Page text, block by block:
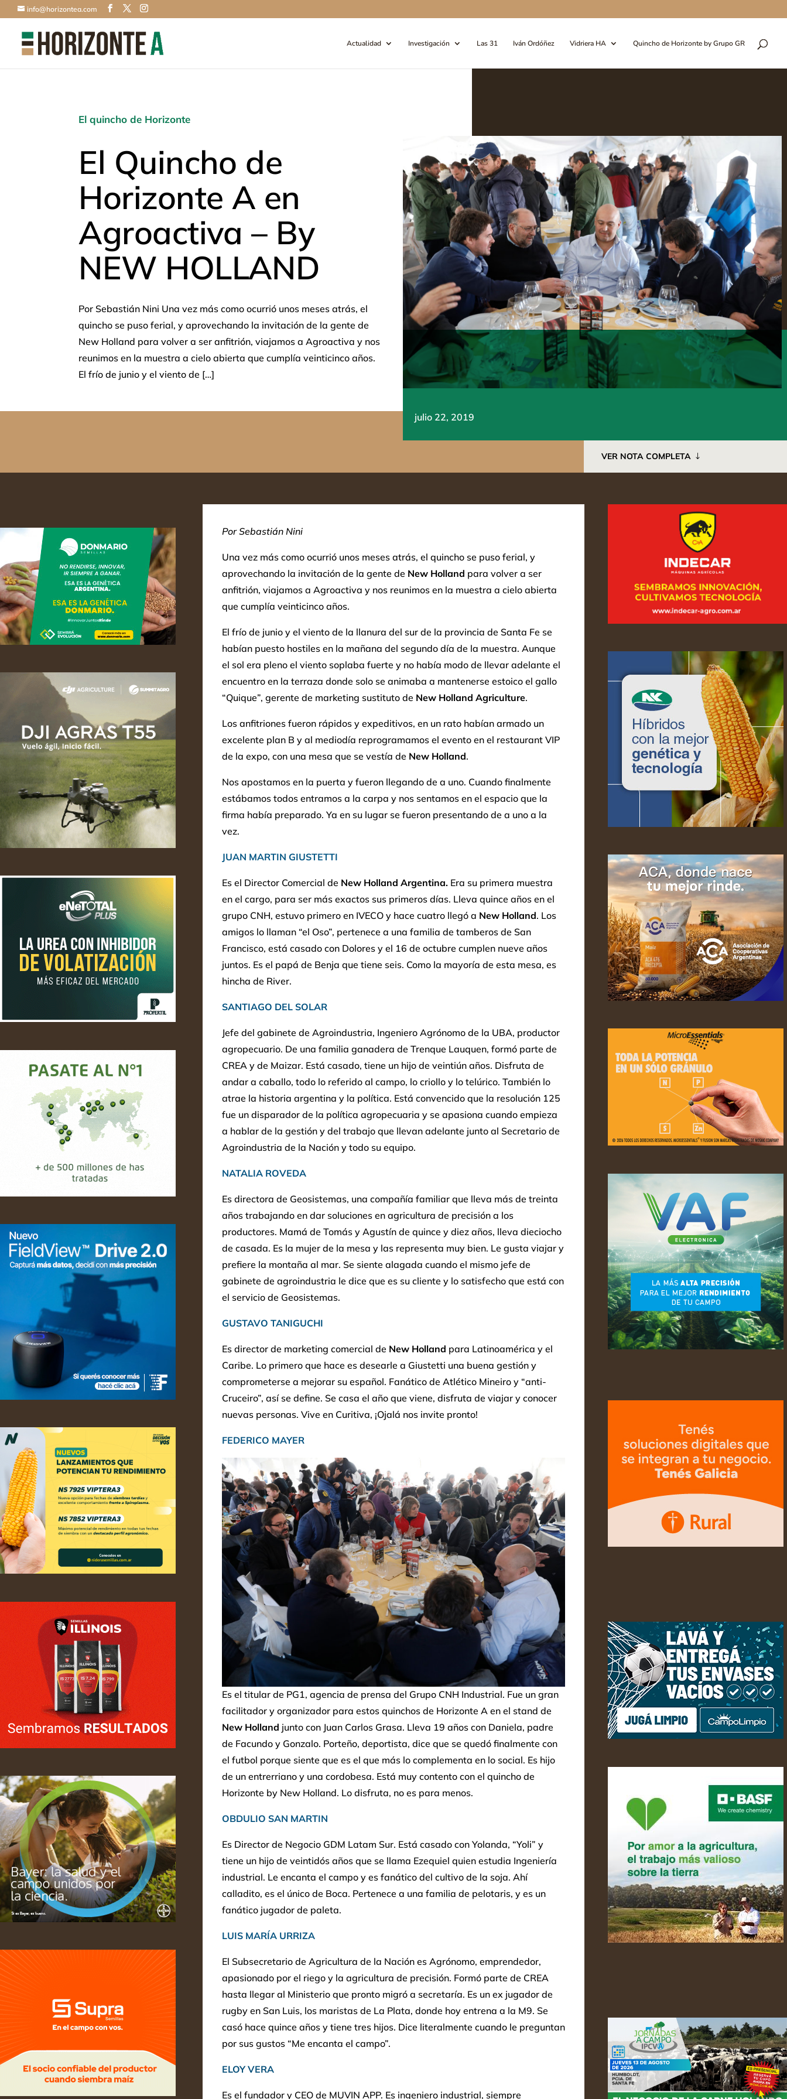
info@horizontea.com
Actualidad Investigación Las 31 Iván Ordóñez Vidriera HA Quincho de Horizonte by Grupo GR
El quincho de Horizonte
El Quincho de
Horizonte A en
Agroactiva – By
NEW HOLLAND
Por Sebastián Nini Una vez más como ocurrió unos meses atrás, el
quincho se puso ferial, y aprovechando la invitación de la gente de
New Holland para volver a ser anfitrión, viajamos a Agroactiva y nos
reunimos en la muestra a cielo abierta que cumplía veinticinco años.
El frío de junio y el viento de […]
julio 22, 2019
VER NOTA COMPLETA
Por Sebastián Nini
Una vez más como ocurrió unos meses atrás, el quincho se puso ferial, y
aprovechando la invitación de la gente de New Holland para volver a ser
anfitrión, viajamos a Agroactiva y nos reunimos en la muestra a cielo abierta
que cumplía veinticinco años.
El frío de junio y el viento de la llanura del sur de la provincia de Santa Fe se
habían puesto hostiles en la mañana del segundo día de la muestra. Aunque
el sol era pleno el viento soplaba fuerte y no había modo de llevar adelante el
encuentro en la terraza donde solo se animaba a mantenerse estoico el gallo
“Quique”, gerente de marketing sustituto de New Holland Agriculture.
Los anfitriones fueron rápidos y expeditivos, en un rato habían armado un
excelente plan B y al mediodía reprogramamos el evento en el restaurant VIP
de la expo, con una mesa que se vestía de New Holland.
Nos apostamos en la puerta y fueron llegando de a uno. Cuando finalmente
estábamos todos entramos a la carpa y nos sentamos en el espacio que la
firma había preparado. Ya en su lugar se fueron presentando de a uno a la
vez.
JUAN MARTIN GIUSTETTI
Es el Director Comercial de New Holland Argentina. Era su primera muestra
en el cargo, para ser más exactos sus primeros días. Lleva quince años en el
grupo CNH, estuvo primero en IVECO y hace cuatro llegó a New Holland. Los
amigos lo llaman “el Oso”, pertenece a una familia de tamberos de San
Francisco, está casado con Dolores y el 16 de octubre cumplen nueve años
juntos. Es el papá de Benja que tiene seis. Como la mayoría de esta mesa, es
hincha de River.
SANTIAGO DEL SOLAR
Jefe del gabinete de Agroindustria, Ingeniero Agrónomo de la UBA, productor
agropecuario. De una familia ganadera de Trenque Lauquen, formó parte de
CREA y de Maizar. Está casado, tiene un hijo de veintiún años. Disfruta de
andar a caballo, todo lo referido al campo, lo criollo y lo telúrico. También lo
atrae la historia argentina y la política. Está convencido que la resolución 125
fue un disparador de la política agropecuaria y se apasiona cuando empieza
a hablar de la gestión y del trabajo que llevan adelante junto al Secretario de
Agroindustria de la Nación y todo su equipo.
NATALIA ROVEDA
Es directora de Geosistemas, una compañía familiar que lleva más de treinta
años trabajando en dar soluciones en agricultura de precisión a los
productores. Mamá de Tomás y Agustín de quince y diez años, lleva dieciocho
de casada. Es la mujer de la mesa y las representa muy bien. Le gusta viajar y
prefiere la montaña al mar. Se siente alagada cuando el mismo jefe de
gabinete de agroindustria le dice que es su cliente y lo satisfecho que está con
el servicio de Geosistemas.
GUSTAVO TANIGUCHI
Es director de marketing comercial de New Holland para Latinoamérica y el
Caribe. Lo primero que hace es desearle a Giustetti una buena gestión y
comprometerse a mejorar su español. Fanático de Atlético Mineiro y “anti-
Cruceiro”, así se define. Se casa el año que viene, disfruta de viajar y conocer
nuevas personas. Vive en Curitiva, ¡Ojalá nos invite pronto!
FEDERICO MAYER
Es el titular de PG1, agencia de prensa del Grupo CNH Industrial. Fue un gran
facilitador y organizador para estos quinchos de Horizonte A en el stand de
New Holland junto con Juan Carlos Grasa. Lleva 19 años con Daniela, padre
de Facundo y Gonzalo. Porteño, deportista, dice que se quedó finalmente con
el futbol porque siente que es el que más lo complementa en lo social. Es hijo
de un entrerriano y una cordobesa. Está muy contento con el quincho de
Horizonte by New Holland. Lo disfruta, no es para menos.
OBDULIO SAN MARTIN
Es Director de Negocio GDM Latam Sur. Está casado con Yolanda, “Yoli” y
tiene un hijo de veintidós años que se llama Ezequiel quien estudia Ingeniería
industrial. Le encanta el campo y es fanático del cultivo de la soja. Ahí
calladito, es el único de Boca. Pertenece a una familia de pelotaris, y es un
fanático jugador de paleta.
LUIS MARÍA URRIZA
El Subsecretario de Agricultura de la Nación es Agrónomo, emprendedor,
apasionado por el riego y la agricultura de precisión. Formó parte de CREA
hasta llegar al Ministerio que pronto migró a secretaría. Es un ex jugador de
rugby en San Luis, los maristas de La Plata, donde hoy entrena a la M9. Se
casó hace quince años y tiene tres hijos. Dice literalmente cuando le preguntan
por sus gustos “Me encanta el campo”.
ELOY VERA
Es el fundador y CEO de MUVIN APP. Es ingeniero industrial, siempre